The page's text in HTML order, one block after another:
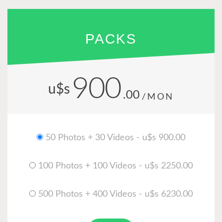
PACKS
u$s 900 .00 /MON
50 Photos + 30 Videos - u$s 900.00
100 Photos + 100 Videos - u$s 2250.00
500 Photos + 400 Videos - u$s 6230.00